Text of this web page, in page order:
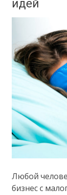
идей
Любой
бизнес с